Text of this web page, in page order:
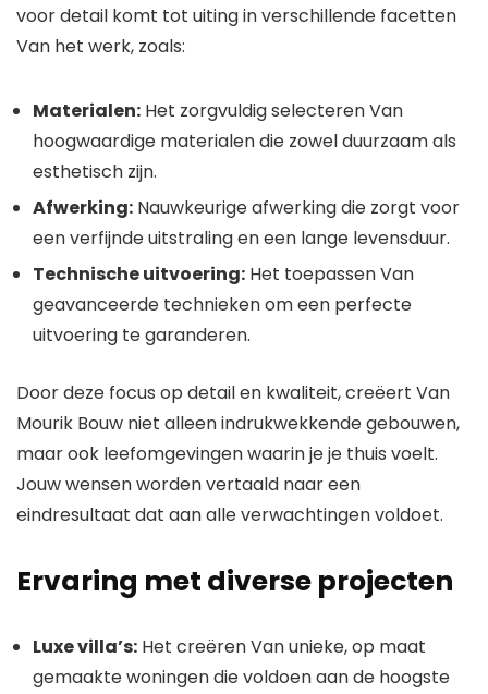
voor detail komt tot uiting in verschillende facetten
Van het werk, zoals:
Materialen: Het zorgvuldig selecteren Van
hoogwaardige materialen die zowel duurzaam als
esthetisch zijn.
Afwerking: Nauwkeurige afwerking die zorgt voor
een verfijnde uitstraling en een lange levensduur.
Technische uitvoering: Het toepassen Van
geavanceerde technieken om een perfecte
uitvoering te garanderen.
Door deze focus op detail en kwaliteit, creëert Van
Mourik Bouw niet alleen indrukwekkende gebouwen,
maar ook leefomgevingen waarin je je thuis voelt.
Jouw wensen worden vertaald naar een
eindresultaat dat aan alle verwachtingen voldoet.
Ervaring met diverse projecten
Luxe villa’s: Het creëren Van unieke, op maat
gemaakte woningen die voldoen aan de hoogste